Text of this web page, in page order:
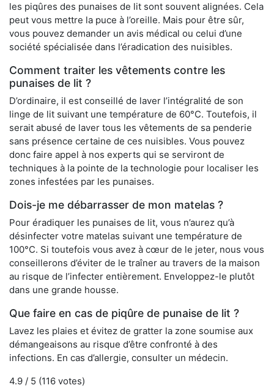
les piqûres des punaises de lit sont souvent alignées. Cela
peut vous mettre la puce à l’oreille. Mais pour être sûr,
vous pouvez demander un avis médical ou celui d’une
société spécialisée dans l’éradication des nuisibles.
Comment traiter les vêtements contre les
punaises de lit ?
D’ordinaire, il est conseillé de laver l’intégralité de son
linge de lit suivant une température de 60°C. Toutefois, il
serait abusé de laver tous les vêtements de sa penderie
sans présence certaine de ces nuisibles. Vous pouvez
donc faire appel à nos experts qui se serviront de
techniques à la pointe de la technologie pour localiser les
zones infestées par les punaises.
Dois-je me débarrasser de mon matelas ?
Pour éradiquer les punaises de lit, vous n’aurez qu’à
désinfecter votre matelas suivant une température de
100°C. Si toutefois vous avez à cœur de le jeter, nous vous
conseillerons d’éviter de le traîner au travers de la maison
au risque de l’infecter entièrement. Enveloppez-le plutôt
dans une grande housse.
Que faire en cas de piqûre de punaise de lit ?
Lavez les plaies et évitez de gratter la zone soumise aux
démangeaisons au risque d’être confronté à des
infections. En cas d’allergie, consulter un médecin.
4.9 / 5 (116 votes)